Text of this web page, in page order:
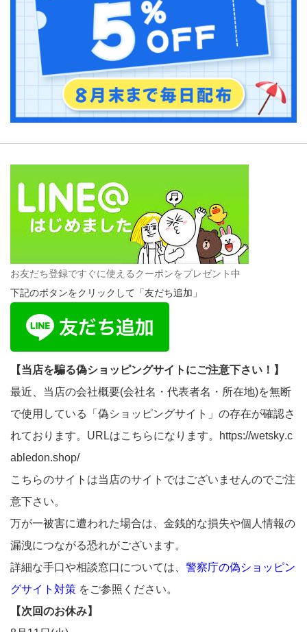
お友だち登録ですぐに使えるクーポンをプレゼント中
下記のボタンをクリックして「友だち追加」
【当店を騙る偽ショッピングサイトにご注意下さい！】
最近、当店の会社概要(会社名・代表者名・所在地)を無断
で使用している「偽ショッピングサイト」の存在が確認さ
れております。URLはこちらになります。https://wetsky.c
abledon.shop/
こちらのサイトは当店のサイトではございませんのでご注
意下さい。
万が一被害に遭われた場合は、金銭的な損失や個人情報の
漏洩につながる恐れがございます。
詳細な手口や相談窓口については、 警察庁の偽ショッピン
グサイト対策 をご参照ください。
【次回のお休み】